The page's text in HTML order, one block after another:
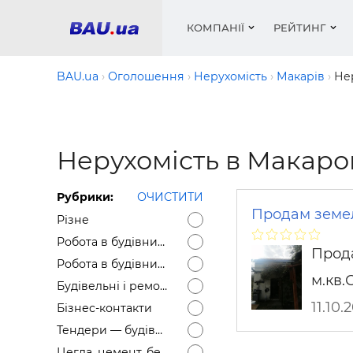
КОМПАНІЇ РЕЙТИНГ
Медіа
Вікна
Сипучі
цемент
Фарби,
BAU.ua Оголошення Нерухомість Макарів
Нерухомість в
Рубрики:
ОЧИСТИТИ
Різне
Робота в будівництві — Вакансії
Робота в будівництві — Резюме
Будівельні і ремонтні послуги
Бізнес-контакти
Тендери — будівельні
Продам